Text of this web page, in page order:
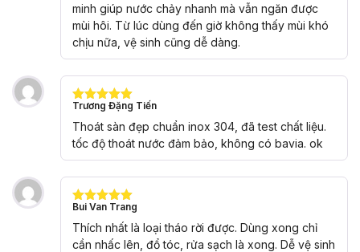
minh giúp nước chảy nhanh mà vẫn ngăn được
mùi hôi. Từ lúc dùng đến giờ không thấy mùi khó
chịu nữa, vệ sinh cũng dễ dàng.
Được xếp
hạng5
5
sao
Trương Đặng Tiến
Thoát sàn đẹp chuẩn inox 304, đã test chất liệu.
tốc độ thoát nước đảm bảo, không có bavia. ok
Được xếp
hạng
5
sao
Bui Van Trang
Thích nhất là loại tháo rời được. Dùng xong chỉ
cần nhấc lên, đổ tóc, rửa sạch là xong. Dễ vệ sinh